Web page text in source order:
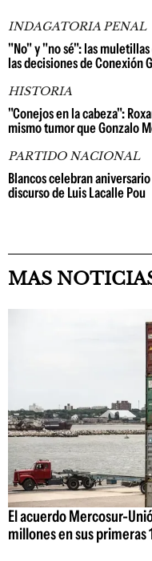
INDAGATORIA PENAL
"No" y "no sé": las
las decisiones de Conexión
HISTORIA
"Conejos en la cabeza":
mismo tumor que Gonzalo
PARTIDO NACIONAL
Blancos celebran
discurso de Luis Lacalle Pou
MAS
El acuerdo Mercosur-
millones en sus primeras